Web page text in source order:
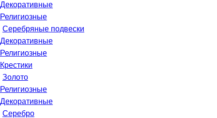
Декоративные
Религиозные
Серебряные подвески
Декоративные
Религиозные
Крестики
Золото
Религиозные
Декоративные
Серебро